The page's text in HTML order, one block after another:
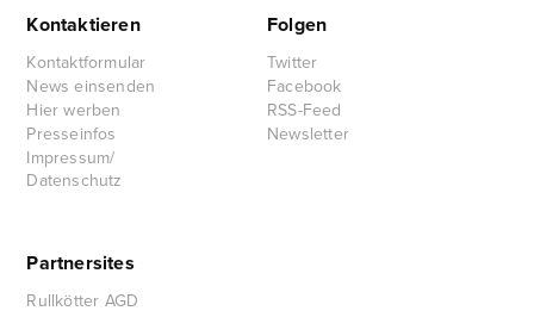
Kontaktieren
Kontaktformular
News einsenden
Hier werben
Presseinfos
Impressum/
Datenschutz
Folgen
Twitter
Facebook
RSS-Feed
Newsletter
Partnersites
Rullkötter AGD